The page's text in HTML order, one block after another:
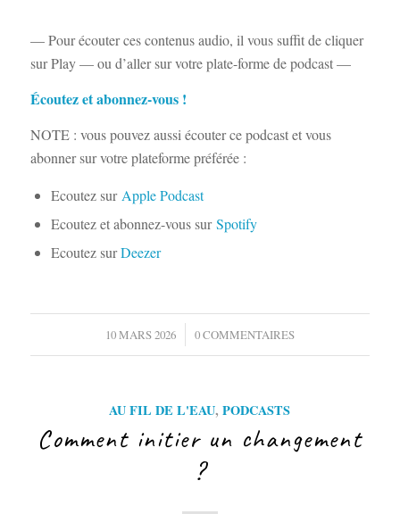
— Pour écouter ces contenus audio, il vous suffit de cliquer
sur Play — ou d’aller sur votre plate-forme de podcast —
Écoutez et abonnez-vous !
NOTE : vous pouvez aussi écouter ce podcast et vous
abonner sur votre plateforme préférée :
Ecoutez sur Apple Podcast
Ecoutez et abonnez-vous surSpotify
Ecoutez surDeezer
10 MARS 2026
/ 0 COMMENTAIRES
AU FIL DE L'EAU,PODCASTS
Comment initier un changement
?